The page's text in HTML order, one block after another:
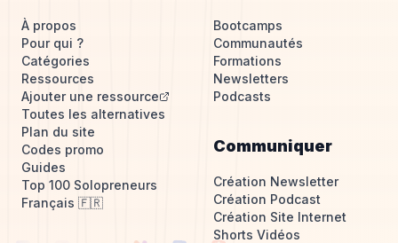
À propos
Pour qui ?
Catégories
Ressources
Ajouter une ressource
Toutes les alternatives
Plan du site
Codes promo
Guides
Top 100 Solopreneurs
Français 🇫🇷
Bootcamps
Communautés
Formations
Newsletters
Podcasts
Communiquer
Création Newsletter
Création Podcast
Création Site Internet
Shorts Vidéos